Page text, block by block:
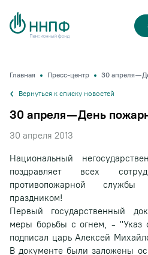
Главная Пресс-центр 30 апреля —
Вернуться к списку новостей
30 апреля — День
30 апреля 2013
Национальный
поздравляет всех
противопожарной
праздником!
Первый государственный
меры борьбы с огнем, - "Указ
подписал царь Алексей
В документе были заложены